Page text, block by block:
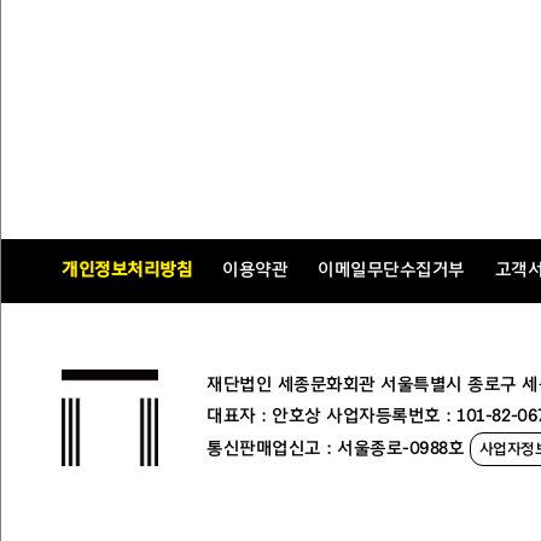
개인정보처리방침 이용약관 이메일무단수집거부 고객
재단법인 세종문화회관 서울특별시 종로구
대표자 : 안호상 사업자등록번호 : 101-82-
통신판매업신고 : 서울종로-0988호
사업자정